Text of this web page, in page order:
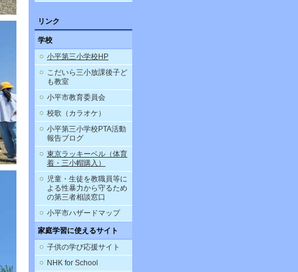
リンク
学校
小平第三小学校HP
こだいら三小放課後子ど
も教室
小平市教育委員会
校歌（カラオケ）
小平第三小学校PTA活動
報告ブログ
東京ラッキーベル（体育
着・三小帽購入）
児童・生徒を教職員等に
よる性暴力から守るため
の第三者相談窓口
小平市ハザードマップ
家庭学習に使えるサイト
子供の学び応援サイト
NHK for School